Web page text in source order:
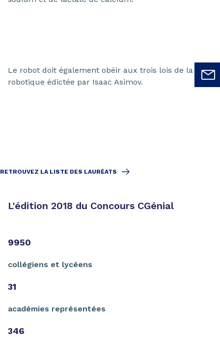
Le robot doit également obéir aux trois lois de la
robotique édictée par Isaac Asimov.
RETROUVEZ LA LISTE DES LAURÉATS
L'édition 2018 du Concours CGénial
9950
collégiens et lycéens
31
académies représentées
346